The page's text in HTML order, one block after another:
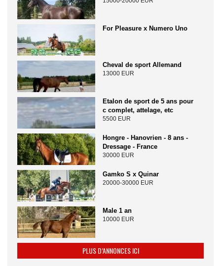
For Pleasure x Numero Uno
Cheval de sport Allemand
13000 EUR
Etalon de sport de 5 ans pour
c complet, attelage, etc
5500 EUR
Hongre - Hanovrien - 8 ans -
Dressage - France
30000 EUR
Gamko S x Quinar
20000-30000 EUR
Male 1 an
10000 EUR
PLUS D’ANNONCES ICI